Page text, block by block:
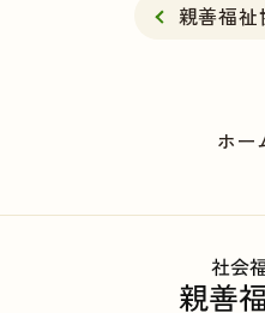
親善福祉
ホー